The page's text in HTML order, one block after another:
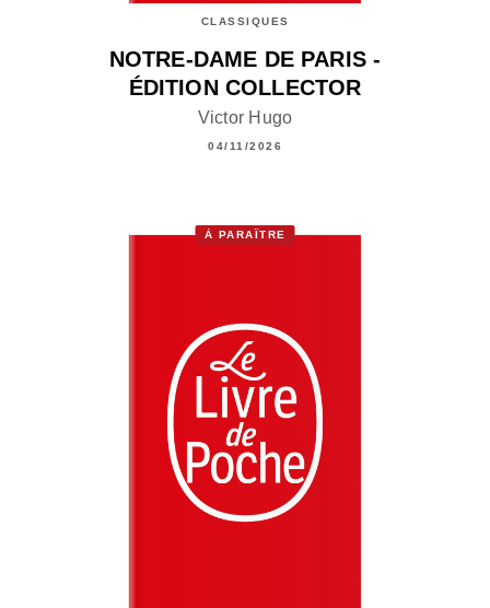
CLASSIQUES
NOTRE-DAME DE PARIS -
ÉDITION COLLECTOR
Victor Hugo
04/11/2026
À PARAÎTRE